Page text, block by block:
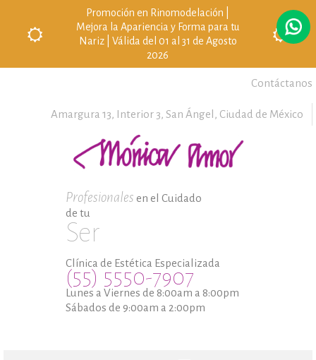
Promoción en Rinomodelación |
Mejora la Apariencia y Forma para tu
Nariz | Válida del 01 al 31 de Agosto
2026
Contáctanos
Amargura 13, Interior 3, San Ángel, Ciudad de México
Profesionales en el Cuidado
de tu
Ser
Clínica de Estética Especializada
(55) 5550-7907
Lunes a Viernes de 8:00am a 8:00pm
Sábados de 9:00am a 2:00pm